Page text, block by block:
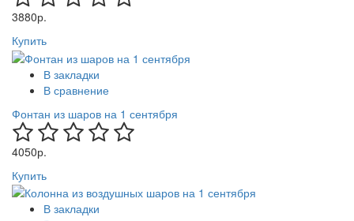
3880р.
Купить
В закладки
В сравнение
Фонтан из шаров на 1 сентября
4050р.
Купить
В закладки